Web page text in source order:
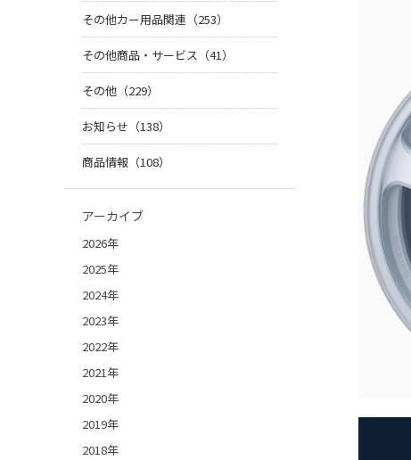
その他カー用品関連（253）
その他商品・サービス（41）
その他（229）
お知らせ（138）
商品情報（108）
アーカイブ
2026年
2025年
2024年
2023年
2022年
2021年
2020年
2019年
2018年